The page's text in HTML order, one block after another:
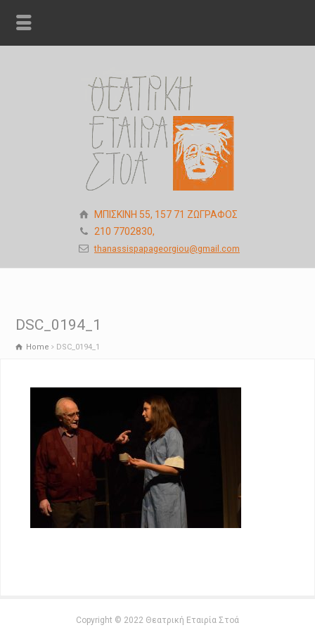
ΜΠΙΣΚΙΝΗ 55, 157 71 ΖΩΓΡΑΦΟΣ
210 7702830,
thanassispapageorgiou@gmail.com
DSC_0194_1
Home DSC_0194_1
Copyright © 2022 Θεατρική Εταιρία Στοά